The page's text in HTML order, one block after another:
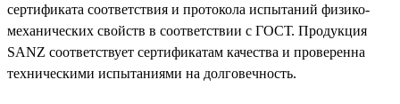
сертификата соответствия и протокола испытаний физико-
механических свойств в соответствии с ГОСТ. Продукция
SANZ соответствует сертификатам качества и проверенна
техническими испытаниями на долговечность.